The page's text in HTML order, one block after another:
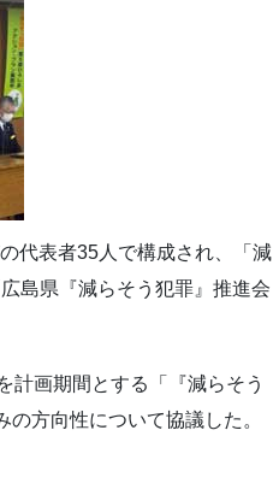
代表者35人で構成され、「減
島県『減らそう犯罪』推進会
計画期間とする「『減らそう
方向性について協議した。